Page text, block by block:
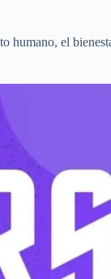
humano, el